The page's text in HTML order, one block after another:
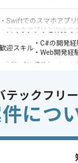
・Swiftでのスマホアプ
・スマホアプリとWeb
歓迎スキル
・C#の開発
・Web開発経
クラウド
開発ツール
担当領域/システム
ス
参
テックフリ
につ